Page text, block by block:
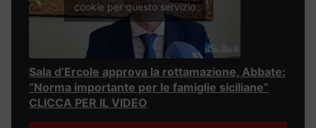
cookie per questo servizio
Sala d’Ercole approva la rottamazione, Abbate:
“Norma importante per le famiglie siciliane”
CLICCA PER IL VIDEO